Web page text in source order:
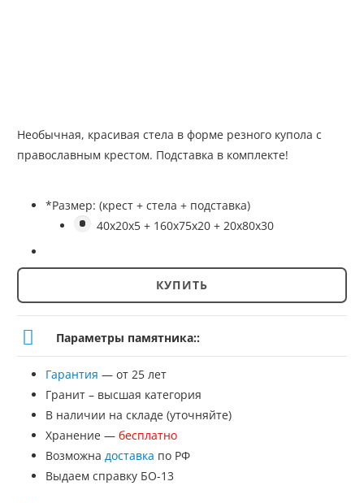
Необычная, красивая стела в форме резного купола с
православным крестом. Подставка в комплекте!
*Размер: (крест + стела + подставка)
40x20x5 + 160x75x20 + 20x80x30
товара
Крест
К-18
КУПИТЬ
Параметры памятника::
Гарантия — от 25 лет
Гранит – высшая категория
В наличии на складе (уточняйте)
Хранение — бесплатно
Возможна доставка по РФ
Выдаем справку БО-13